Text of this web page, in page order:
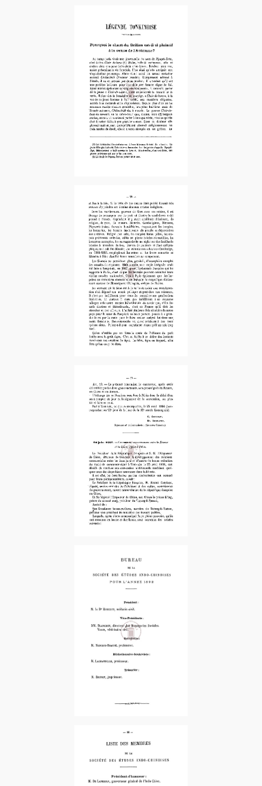
1895-1er Fascicule
1895-3e et dernier Fascicule
1896-2e Fascicule
3 … 42 SUIVANTE »
1889-2e Sem. – 1er fascicule
1889-2e Sem. – 2e fascicule
1891
1892-1er Sem. – 1er Fascicule